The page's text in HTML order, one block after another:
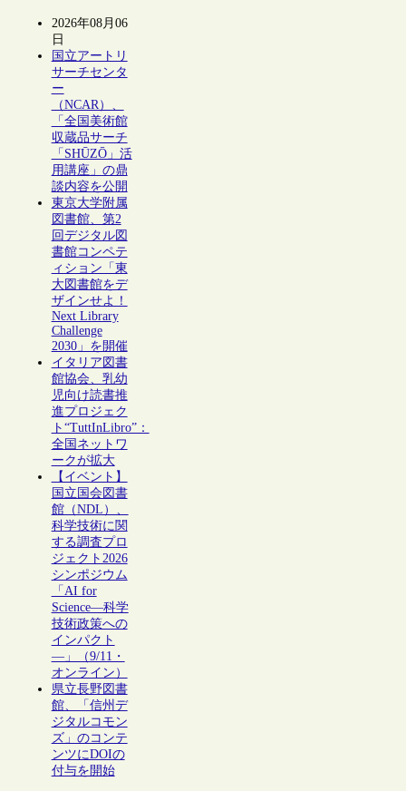
2026年08月06
日
国立アートリ
サーチセンタ
ー
（NCAR）、
「全国美術館
収蔵品サーチ
「SHŪZŌ」活
用講座」の鼎
談内容を公開
東京大学附属
図書館、第2
回デジタル図
書館コンペテ
ィション「東
大図書館をデ
ザインせよ！
Next Library
Challenge
2030」を開催
イタリア図書
館協会、乳幼
児向け読書推
進プロジェク
ト“TuttInLibro”：
全国ネットワ
ークが拡大
【イベント】
国立国会図書
館（NDL）、
科学技術に関
する調査プロ
ジェクト2026
シンポジウム
「AI for
Science―科学
技術政策への
インパクト
―」（9/11・
オンライン）
県立長野図書
館、「信州デ
ジタルコモン
ズ」のコンテ
ンツにDOIの
付与を開始